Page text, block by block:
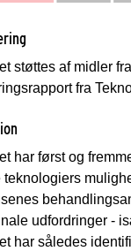
støttes af midler
fra
har først og
teknologiers
udfordringer -
har således